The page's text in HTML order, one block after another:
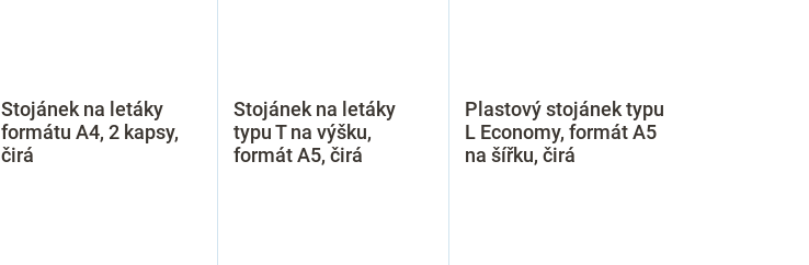
Stojánek na letáky
formátu A4, 2 kapsy,
čirá
Stojánek na letáky
typu T na výšku,
formát A5, čirá
Plastový stojánek typu
L Economy, formát A5
na šířku, čirá